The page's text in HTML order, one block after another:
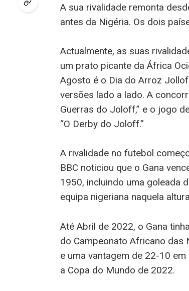
A sua rivalidade remonta
antes da Nigéria. Os dois
Actualmente, as suas
um prato picante da África
Agosto é o Dia do Arroz
versões lado a lado. A
Guerras do Joloff,” e o jogo
“O Derby do Joloff.”
A rivalidade no futebol
BBC noticiou que o Gana
1950, incluindo uma goleada
equipa nigeriana naquela
Até Abril de 2022, o Gana
do Campeonato Africano das
e uma vantagem de 22-10
a Copa do Mundo de 2022.